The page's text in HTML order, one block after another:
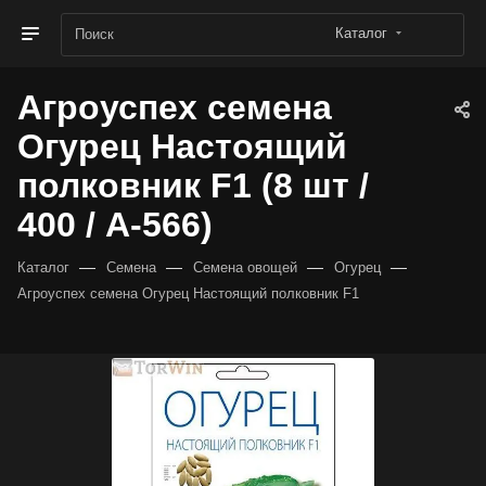
Каталог
Агроуспех семена
Огурец Настоящий
полковник F1 (8 шт /
400 / А-566)
Каталог — Семена — Семена овощей — Огурец —
Агроуспех семена Огурец Настоящий полковник F1